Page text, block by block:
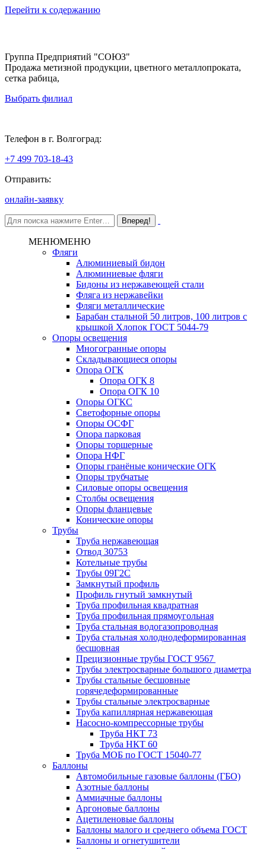
Перейти к содержанию
Группа Предприятий "СОЮЗ"
Продажа метизной продукции, цветного металлопроката,
сетка рабица,
Выбрать филиал
Телефон в г. Волгоград:
+7 499 703-18-43
Отправить:
онлайн-заявку
МЕНЮМЕНЮ
Фляги
Алюминиевый бидон
Алюминиевые фляги
Бидоны из нержавеющей стали
Фляга из нержавейки
Фляги металлические
Барабан стальной 50 литров, 100 литров с
крышкой Хлопок ГОСТ 5044-79
Опоры освещения
Многогранные опоры
Складывающиеся опоры
Опора ОГК
Опора ОГК 8
Опора ОГК 10
Опоры ОГКС
Светофорные опоры
Опоры ОСФГ
Опора парковая
Опоры торшерные
Опора НФГ
Опоры гранёные конические ОГК
Опоры трубчатые
Силовые опоры освещения
Столбы освещения
Опоры фланцевые
Конические опоры
Трубы
Труба нержавеющая
Отвод 30753
Котельные трубы
Трубы 09Г2С
Замкнутый профиль
Профиль гнутый замкнутый
Труба профильная квадратная
Труба профильная прямоугольная
Труба стальная водогазопроводная
Труба стальная холоднодеформированная
бесшовная
Прецизионные трубы ГОСТ 9567
Трубы электросварные большого диаметра
Трубы стальные бесшовные
горячедеформированные
Трубы стальные электросварные
Труба капиллярная нержавеющая
Насосно-компрессорные трубы
Труба НКТ 73
Труба НКТ 60
Труба МОБ по ГОСТ 15040-77
Баллоны
Автомобильные газовые баллоны (ГБО)
Азотные баллоны
Аммиачные баллоны
Аргоновые баллоны
Ацетиленовые баллоны
Баллоны малого и среднего объема ГОСТ
Баллоны и огнетушители